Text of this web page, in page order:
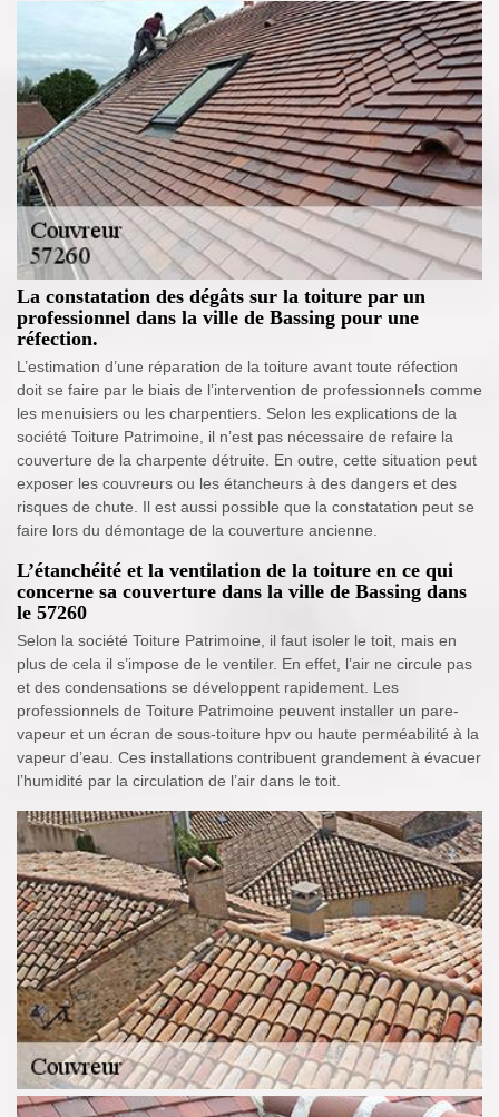
La constatation des dégâts sur la toiture par un
professionnel dans la ville de Bassing pour une
réfection.
L’estimation d’une réparation de la toiture avant toute réfection
doit se faire par le biais de l’intervention de professionnels comme
les menuisiers ou les charpentiers. Selon les explications de la
société Toiture Patrimoine, il n’est pas nécessaire de refaire la
couverture de la charpente détruite. En outre, cette situation peut
exposer les couvreurs ou les étancheurs à des dangers et des
risques de chute. Il est aussi possible que la constatation peut se
faire lors du démontage de la couverture ancienne.
L’étanchéité et la ventilation de la toiture en ce qui
concerne sa couverture dans la ville de Bassing dans
le 57260
Selon la société Toiture Patrimoine, il faut isoler le toit, mais en
plus de cela il s’impose de le ventiler. En effet, l’air ne circule pas
et des condensations se développent rapidement. Les
professionnels de Toiture Patrimoine peuvent installer un pare-
vapeur et un écran de sous-toiture hpv ou haute perméabilité à la
vapeur d’eau. Ces installations contribuent grandement à évacuer
l’humidité par la circulation de l’air dans le toit.